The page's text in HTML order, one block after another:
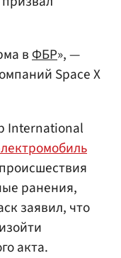
вФБР», —
Space X
International
ранения,
заявил, что
акта.